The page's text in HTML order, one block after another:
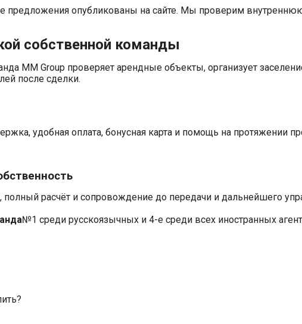
предложения опубликованы на сайте. Мы проверим
собственной команды
MM Group проверяет арендные объекты, организует
после сделки.
удобная оплата, бонусная карта и помощь на протяжении
расчёт и сопровождение до передачи и дальнейшего
№1 среди русскоязычных и 4-е среди всех иностранных